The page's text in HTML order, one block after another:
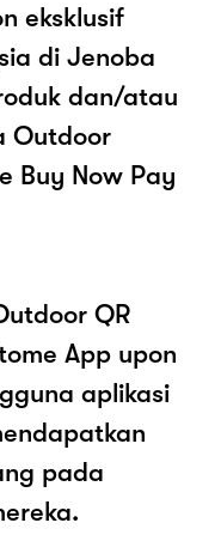
eksklusif
di Jenoba
dan/atau
Outdoor
Buy Now Pay
QR
App upon
aplikasi
pada